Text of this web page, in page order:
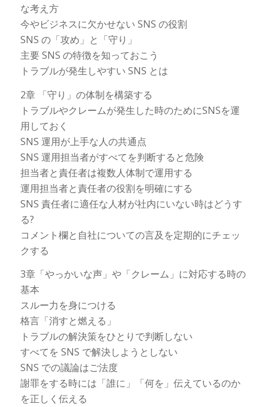
な考え方
今やビジネスに欠かせない SNS の役割
SNS の「攻め」と「守り」
主要 SNS の特徴を知っておこう
トラブルが発生しやすい SNS とは
2章 「守り」の体制を構築する
トラブルやクレームが発生した時のためにSNSを運
用しておく
SNS 運用が上手な人の共通点
SNS 運用担当者がすべてを判断すると危険
担当者と責任者は複数人体制で運用する
運用担当者と責任者の役割を明確にする
SNS 責任者に適任な人材が社内にいない時はどうす
る?
コメント欄と自社についての言及を定期的にチェッ
クする
3章「やっかいな声」や「クレーム」に対応する時の
基本
スルー力を身につける
格言「消すと燃える」
トラブルの解決策をひとりで判断しない
すべてを SNS で解決しようとしない
SNS での議論はご法度
謝罪をする時には「誰に」「何を」伝えているのか
を正しく伝える